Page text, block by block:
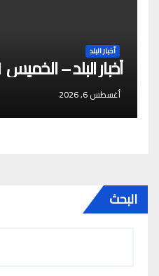
أخبار البلد
أخبار البلد – الخميس ٦ أغسطس ٢٠٢٦م
أغسطس 6, 2026
البحث